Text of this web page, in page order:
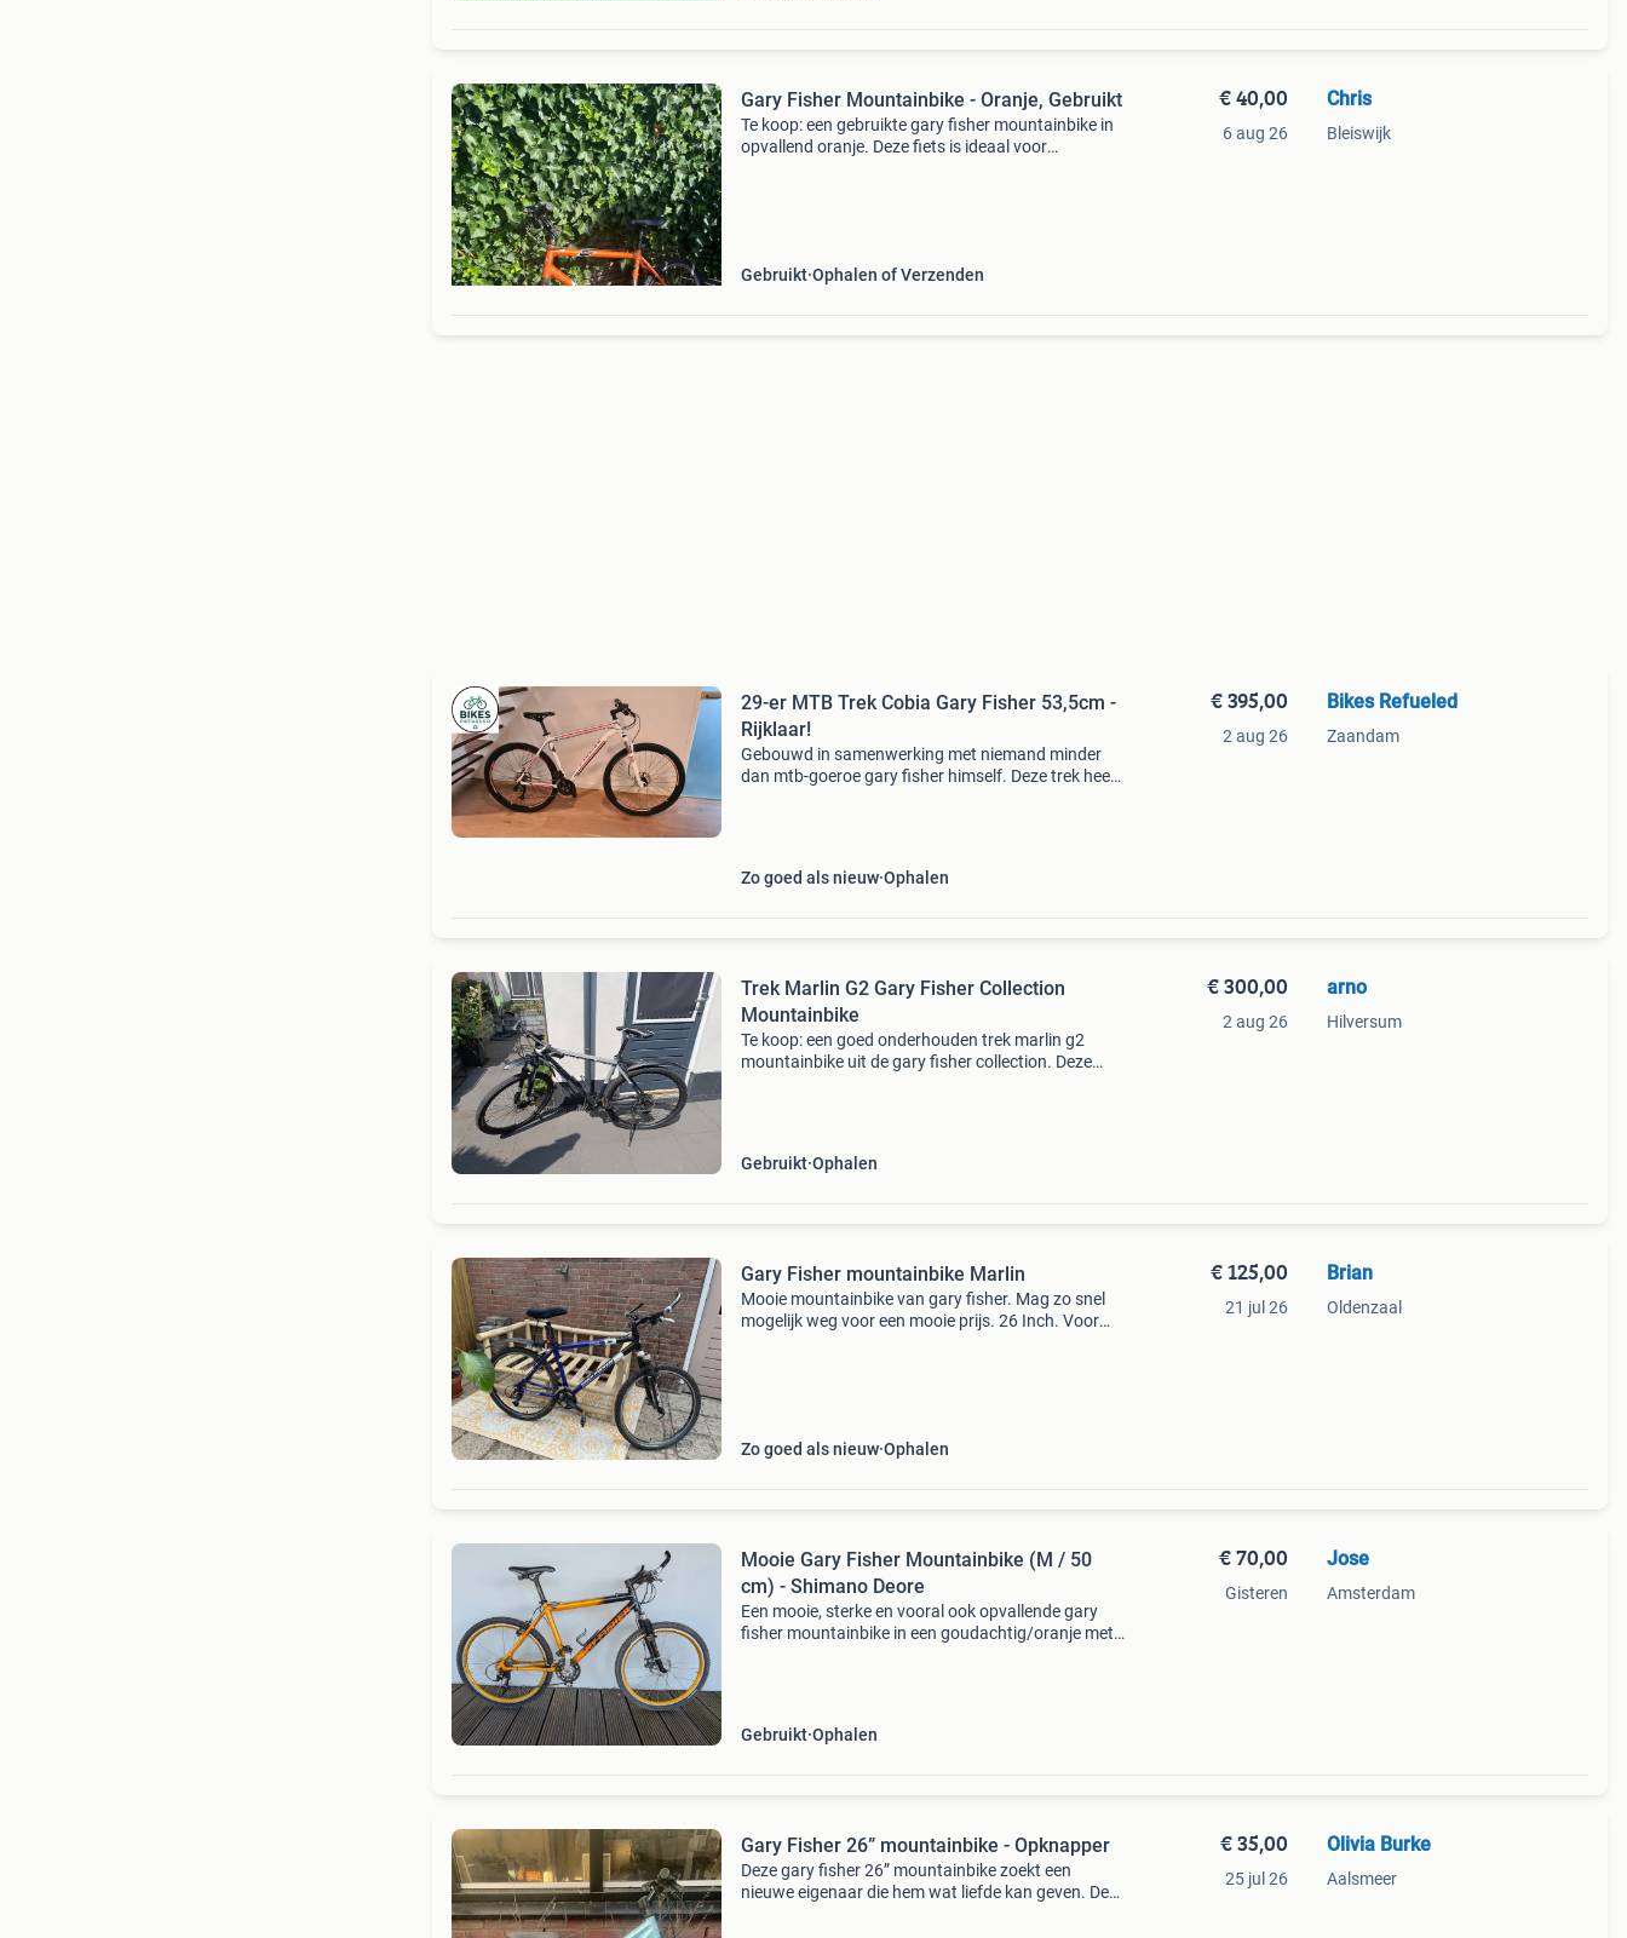
Gary Fisher Mountainbike - Oranje, Gebruikt
Te koop: een gebruikte gary fisher mountainbike in
opvallend oranje. Deze fiets is ideaal voor
Gebruikt Ophalen of Verzenden
€ 40,00
6 aug 26
Chris
Bleiswijk
29-er MTB Trek Cobia Gary Fisher 53,5cm -
Rijklaar!
Gebouwd in samenwerking met niemand minder
dan mtb-goeroe gary fisher himself. Deze trek heeft
Zo goed als nieuw Ophalen
€ 395,00
2 aug 26
Bikes Refueled
Zaandam
Trek Marlin G2 Gary Fisher Collection
Mountainbike
Te koop: een goed onderhouden trek marlin g2
mountainbike uit de gary fisher collection. Deze
Gebruikt Ophalen
€ 300,00
2 aug 26
arno
Hilversum
Gary Fisher mountainbike Marlin
Mooie mountainbike van gary fisher. Mag zo snel
mogelijk weg voor een mooie prijs. 26 Inch. Voor
Zo goed als nieuw Ophalen
€ 125,00
21 jul 26
Brian
Oldenzaal
Mooie Gary Fisher Mountainbike (M / 50
cm) - Shimano Deore
Een mooie, sterke en vooral ook opvallende gary
fisher mountainbike in een goudachtig/oranje met
Gebruikt Ophalen
€ 70,00
Gisteren
Jose
Amsterdam
Gary Fisher 26” mountainbike - Opknapper
Deze gary fisher 26” mountainbike zoekt een
nieuwe eigenaar die hem wat liefde kan geven. De
€ 35,00
25 jul 26
Olivia Burke
Aalsmeer